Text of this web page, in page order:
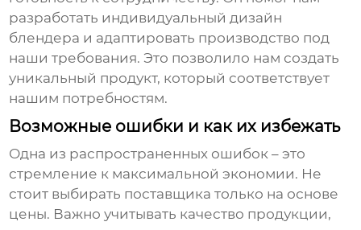
разработать индивидуальный дизайн
блендера и адаптировать производство под
наши требования. Это позволило нам создать
уникальный продукт, который соответствует
нашим потребностям.
Возможные ошибки и как их избежать
Одна из распространенных ошибок – это
стремление к максимальной экономии. Не
стоит выбирать поставщика только на основе
цены. Важно учитывать качество продукции,